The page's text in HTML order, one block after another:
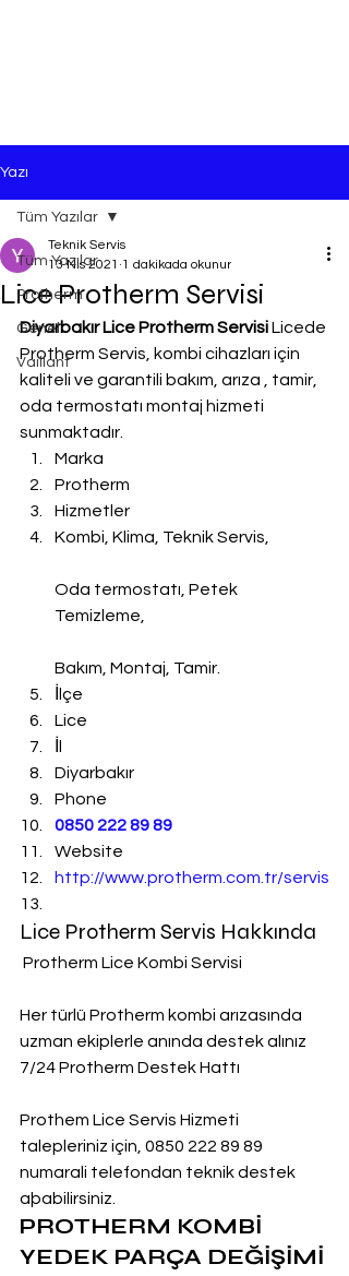
Yazı
Tüm Yazılar
Protherm
Genel
Vaillant
Tüm Yazılar
Lice Protherm Servisi
Teknik Servis
13 Nis 2021 1 dakikada okunur
Diyarbakır Lice Protherm Servisi Licede
Protherm Servis, kombi cihazları için
kaliteli ve garantili bakım, arıza , tamir,
oda termostatı montaj hizmeti
sunmaktadır.
Marka
Protherm
Hizmetler
Kombi, Klima, Teknik Servis,
Oda termostatı, Petek
Temizleme,
Bakım, Montaj, Tamir.
İlçe
Lice
Diyarbakır
Phone
0850 222 89 89
Website
http://www.protherm.com.tr/servis
Lice Protherm Servis Hakkında
Protherm Lice Kombi Servisi
Her türlü Protherm kombi arızasında
uzman ekiplerle anında destek alınız
7/24 Protherm Destek Hattı
Prothem Lice Servis Hizmeti
talepleriniz için, 0850 222 89 89
numarali telefondan teknik destek
aþabilirsiniz.
PROTHERM KOMBİ
YEDEK PARÇA DEĞİŞİMİ